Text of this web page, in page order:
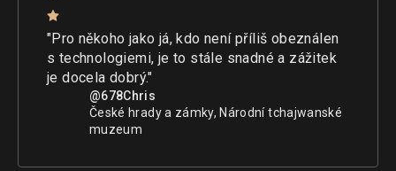
"Pro někoho jako já, kdo není příliš obeználen
s technologiemi, je to stále snadné a zážitek
je docela dobrý."
@678Chris
České hrady a zámky, Národní tchajwanské
muzeum